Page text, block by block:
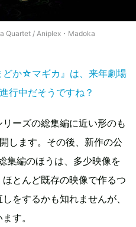
Quartet / Aniplex・Madoka
か☆マギカ』は、来年劇場
行中だそうですね？
リーズの総集編に近い形のも
します。その後、新作の公
集編のほうは、多少映像を
とんど既存の映像で作るつ
をするかも知れませんが、
す。